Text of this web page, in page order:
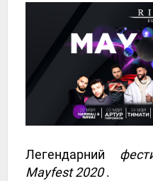
Легендарний
Mayfest 2020.